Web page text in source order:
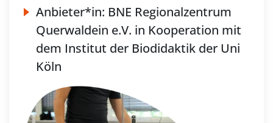
Anbieter*in: BNE Regionalzentrum
Querwaldein e.V. in Kooperation mit
dem Institut der Biodidaktik der Uni
Köln